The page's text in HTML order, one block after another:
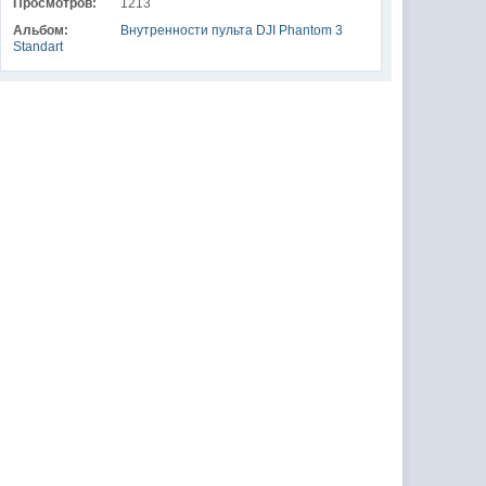
Просмотров:
1213
Альбом:
Внутренности пульта DJI Phantom 3
Standart